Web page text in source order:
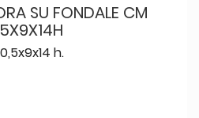
SU FONDALE CM
h.